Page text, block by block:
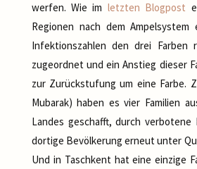
werfen. Wie im letzten Blogpost
Regionen nach dem
Infektionszahlen den drei
zugeordnet und ein Anstieg dieser
zur Zurückstufung um eine Farbe.
Mubarak) haben es vier Familien
Landes geschafft, durch verbotene
dortige Bevölkerung erneut unter
Und in Taschkent hat eine einzige